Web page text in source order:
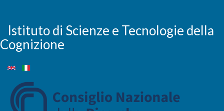
contenuto
principale
Istituto di Scienze e Tecnologie della
Cognizione